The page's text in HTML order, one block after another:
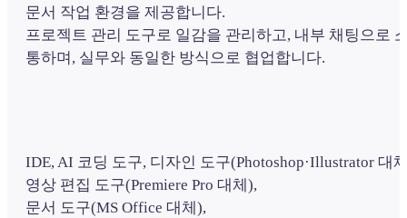
문서 작업 환경을 제공합니다.
프로젝트 관리 도구로 일감을 관리하고, 내부 채팅으로
통하며, 실무와 동일한 방식으로 협업합니다.
IDE, AI 코딩 도구, 디자인 도구(Photoshop·Illustrator 대
영상 편집 도구(Premiere Pro 대체),
문서 도구(MS Office 대체),